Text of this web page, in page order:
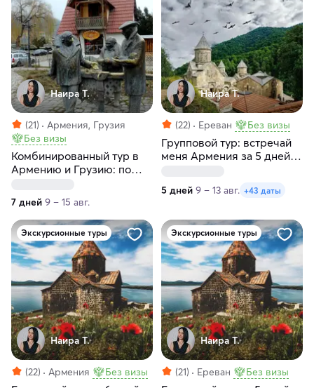
Наира Т.
(21)
Армения, Грузия
Без визы
Комбинированный тур в
Армению и Грузию: по
7 дней
7 дней 9 – 15 авг.
Наира Т.
(22) Ереван Без визы
Групповой тур: встречай
меня Армения за 5 дней с
воскресеньям и
понедельникам
5 дней 9 – 13 авг. +43 даты
Экскурсионные туры
Наира Т.
(22) Армения Без визы
Экскурсионные туры
Наира Т.
(21) Ереван Без визы